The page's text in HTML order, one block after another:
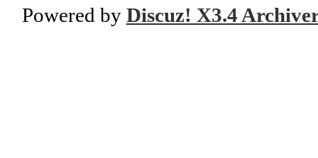
Powered by Discuz! X3.4